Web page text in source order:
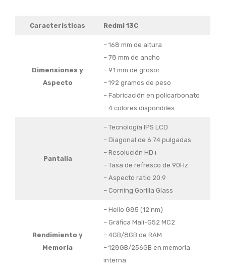
Características Redmi 13C
Dimensiones y
Aspecto
– 168 mm de altura
– 78 mm de ancho
– 9.1 mm de grosor
– 192 gramos de peso
– Fabricación en policarbonato
– 4 colores disponibles
Pantalla
– Tecnología IPS LCD
– Diagonal de 6.74 pulgadas
– Resolución HD+
– Tasa de refresco de 90Hz
– Aspecto ratio 20:9
– Corning Gorilla Glass
Rendimiento y
Memoria
– Helio G85 (12 nm)
– Gráfica Mali-G52 MC2
– 4GB/8GB de RAM
– 128GB/256GB en memoria
interna